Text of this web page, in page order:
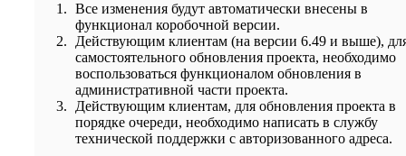
Все изменения будут автоматически внесены в
функционал коробочной версии.
Действующим клиентам (на версии 6.49 и выше),
самостоятельного обновления проекта, необходимо
воспользоваться функционалом обновления в
административной части проекта.
Действующим клиентам, для обновления проекта в
порядке очереди, необходимо написать в службу
технической поддержки с авторизованного адреса.